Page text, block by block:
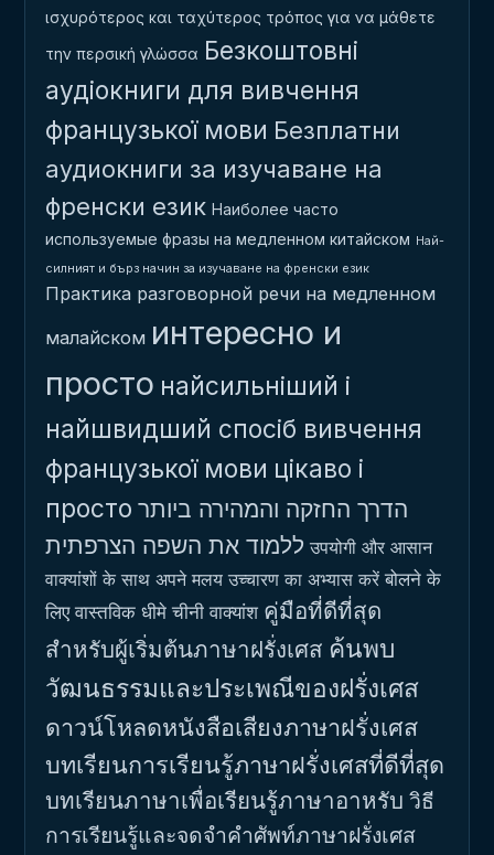
ισχυρότερος και ταχύτερος τρόπος για να μάθετε
την περσική γλώσσα Безкоштовні
аудіокниги для вивчення
французької мови Безплатни
аудиокниги за изучаване на
френски език Наиболее часто
используемые фразы на медленном китайском Най-
силният и бърз начин за изучаване на френски език
Практика разговорной речи на медленном
малайском интересно и
просто найсильніший і
найшвидший спосіб вивчення
французької мови цікаво і
просто הדרך החזקה והמהירה ביותר
ללמוד את השפה הצרפתית उपयोगी और आसान
वाक्यांशों के साथ अपने मलय उच्चारण का अभ्यास करें बोलने के
लिए वास्तविक धीमे चीनी वाक्यांश คู่มือที่ดีที่สุด
สำหรับผู้เริ่มต้นภาษาฝรั่งเศส ค้นพบ
วัฒนธรรมและประเพณีของฝรั่งเศส
ดาวน์โหลดหนังสือเสียงภาษาฝรั่งเศส
บทเรียนการเรียนรู้ภาษาฝรั่งเศสที่ดีที่สุด
บทเรียนภาษาเพื่อเรียนรู้ภาษาอาหรับ วิธี
การเรียนรู้และจดจำคำศัพท์ภาษาฝรั่งเศส